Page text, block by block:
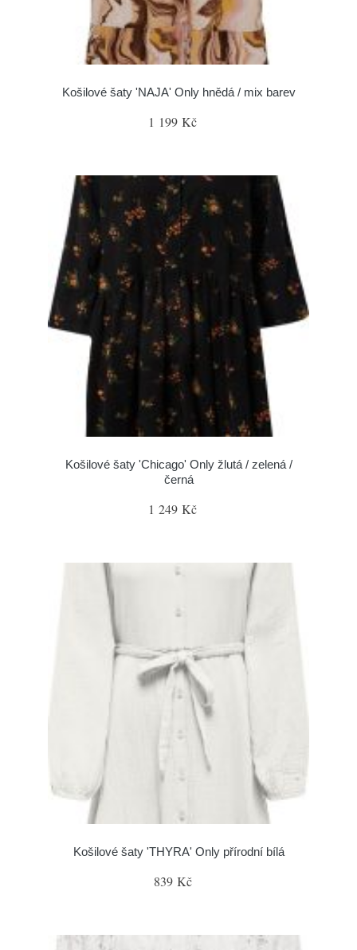
Košilové šaty 'NAJA' Only hnědá / mix barev
1 199 Kč
Košilové šaty 'Chicago' Only žlutá / zelená /
černá
1 249 Kč
Košilové šaty 'THYRA' Only přírodní bílá
839 Kč